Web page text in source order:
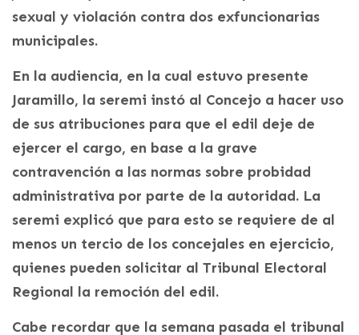
sexual y violación contra dos exfuncionarias
municipales.
En la audiencia, en la cual estuvo presente
Jaramillo, la seremi instó al Concejo a hacer uso
de sus atribuciones para que el edil deje de
ejercer el cargo, en base a la grave
contravención a las normas sobre probidad
administrativa por parte de la autoridad. La
seremi explicó que para esto se requiere de al
menos un tercio de los concejales en ejercicio,
quienes pueden solicitar al Tribunal Electoral
Regional la remoción del edil.
Cabe recordar que la semana pasada el tribunal